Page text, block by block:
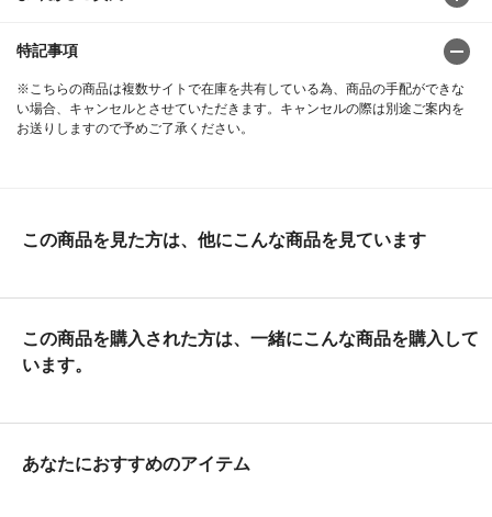
特記事項
※こちらの商品は複数サイトで在庫を共有している為、商品の手配ができな
い場合、キャンセルとさせていただきます。キャンセルの際は別途ご案内を
お送りしますので予めご了承ください。
この商品を見た方は、他にこんな商品を見ています
この商品を購入された方は、一緒にこんな商品を購入して
います。
あなたにおすすめのアイテム